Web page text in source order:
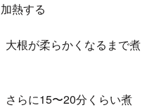
熱する
根が柔らかくなるまで煮
さらに15〜20分くらい煮